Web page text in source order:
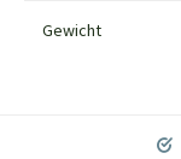
Gewicht